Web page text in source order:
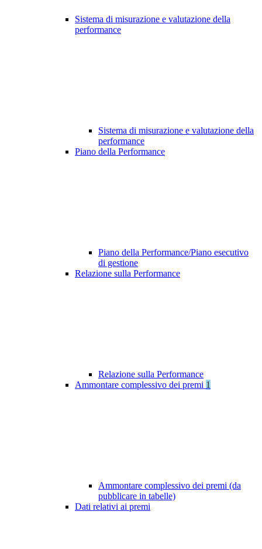
Sistema di misurazione e valutazione della
performance
Sistema di misurazione e valutazione della
performance
Piano della Performance
Piano della Performance/Piano esecutivo
di gestione
Relazione sulla Performance
Relazione sulla Performance
Ammontare complessivo dei premi 1
Ammontare complessivo dei premi (da
pubblicare in tabelle)
Dati relativi ai premi